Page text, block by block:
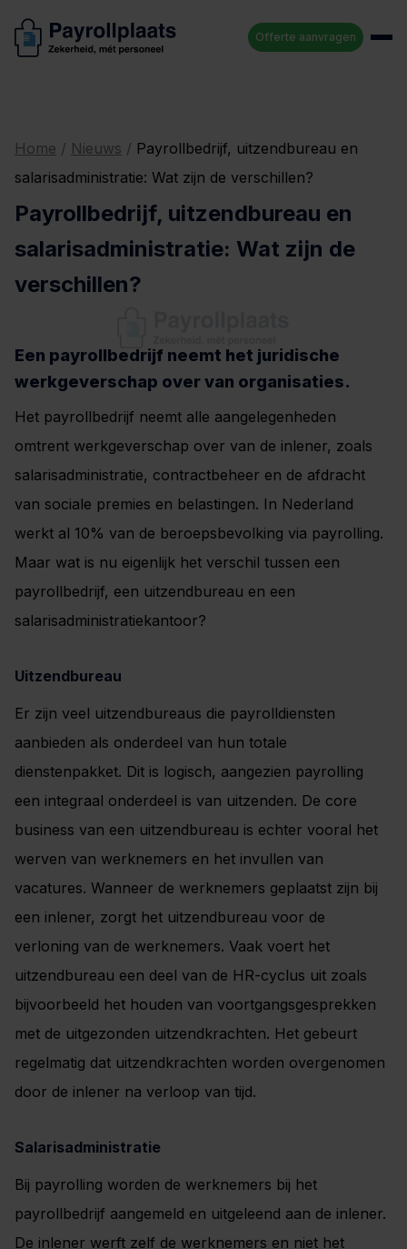
Offerte aanvragen
Home / Nieuws / Payrollbedrijf, uitzendbureau en
salarisadministratie: Wat zijn de verschillen?
Payrollbedrijf, uitzendbureau en
salarisadministratie: Wat zijn de
verschillen?
Een payrollbedrijf neemt het juridische
werkgeverschap over van organisaties.
Het payrollbedrijf neemt alle aangelegenheden
omtrent werkgeverschap over van de inlener, zoals
salarisadministratie, contractbeheer en de afdracht
van sociale premies en belastingen. In Nederland
werkt al 10% van de beroepsbevolking via payrolling.
Maar wat is nu eigenlijk het verschil tussen een
payrollbedrijf, een uitzendbureau en een
salarisadministratiekantoor?
Uitzendbureau
Er zijn veel uitzendbureaus die payrolldiensten
aanbieden als onderdeel van hun totale
dienstenpakket. Dit is logisch, aangezien payrolling
een integraal onderdeel is van uitzenden. De core
business van een uitzendbureau is echter vooral het
werven van werknemers en het invullen van
vacatures. Wanneer de werknemers geplaatst zijn bij
een inlener, zorgt het uitzendbureau voor de
verloning van de werknemers. Vaak voert het
uitzendbureau een deel van de HR-cyclus uit zoals
bijvoorbeeld het houden van voortgangsgesprekken
met de uitgezonden uitzendkrachten. Het gebeurt
regelmatig dat uitzendkrachten worden overgenomen
door de inlener na verloop van tijd.
Salarisadministratie
Bij payrolling worden de werknemers bij het
payrollbedrijf aangemeld en uitgeleend aan de inlener.
De inlener werft zelf de werknemers en niet het